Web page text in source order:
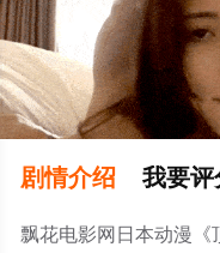
剧情介绍 我要评
飘花电影网日本动漫《